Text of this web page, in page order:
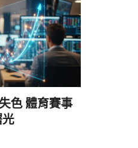
色 體育賽事